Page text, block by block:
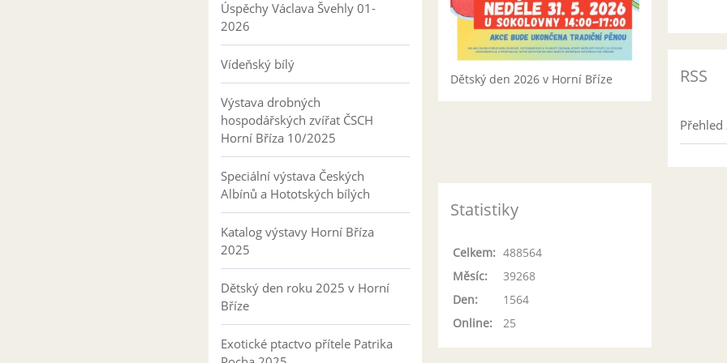
Úspěchy Václava Švehly 01-
2026
Vídeňský bílý
Výstava drobných
hospodářských zvířat ČSCH
Horní Bříza 10/2025
Speciální výstava Českých
Albínů a Hototských bílých
Katalog výstavy Horní Bříza
2025
Dětský den roku 2025 v Horní
Bříze
Exotické ptactvo přítele Patrika
Dětský den 2026 v Horní Bříze RSS
Statistiky
Online: 25
Celkem: 488564
Měsíc:
39268
Den:
1564